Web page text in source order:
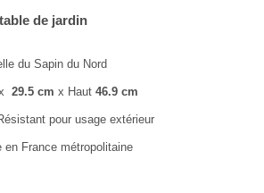
de jardin
du Sapin du Nord
29.5 cm x Haut46.9 cm
pour usage extérieur
en France métropolitaine